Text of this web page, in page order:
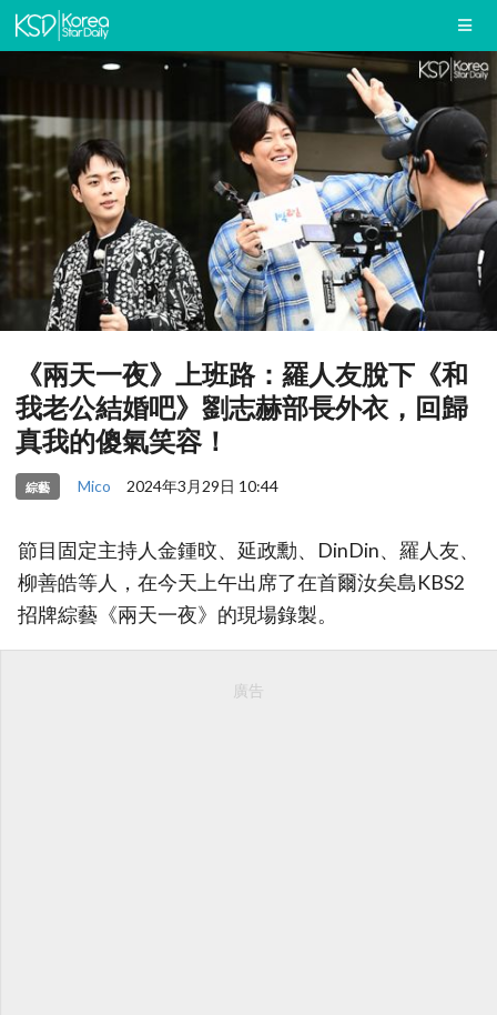
《兩天一夜》上班路：羅人友脫下《和
我老公結婚吧》劉志赫部長外衣，回歸
真我的傻氣笑容！
綜藝 Mico 2024年3月29日 10:44
節目固定主持人金鍾旼、延政勳、DinDin、羅人友、
柳善皓等人，在今天上午出席了在首爾汝矣島KBS2
招牌綜藝《兩天一夜》的現場錄製。
廣告